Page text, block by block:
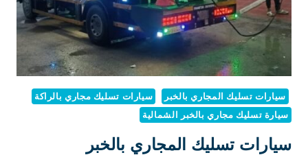
سيارات تسليك المجاري بالخبر
سيارات تسليك مجاري بالراكة
سيارة تسليك مجاري بالخبر الشمالية
سيارات تسليك المجاري بالخبر